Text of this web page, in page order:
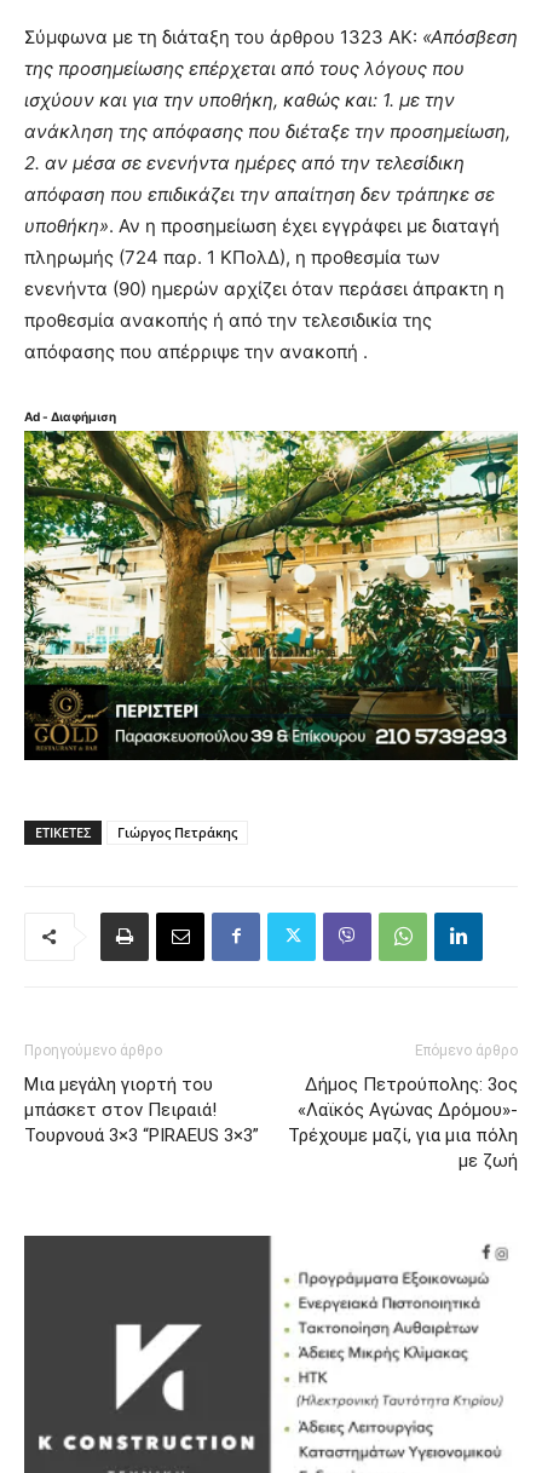
Σύμφωνα με τη διάταξη του άρθρου 1323 ΑΚ: «Απόσβεση
της προσημείωσης επέρχεται από τους λόγους που
ισχύουν και για την υποθήκη, καθώς και: 1. με την
ανάκληση της απόφασης που διέταξε την προσημείωση,
2. αν μέσα σε ενενήντα ημέρες από την τελεσίδικη
απόφαση που επιδικάζει την απαίτηση δεν τράπηκε σε
υποθήκη». Αν η προσημείωση έχει εγγράφει με διαταγή
πληρωμής (724 παρ. 1 ΚΠολΔ), η προθεσμία των
ενενήντα (90) ημερών αρχίζει όταν περάσει άπρακτη η
προθεσμία ανακοπής ή από την τελεσιδικία της
απόφασης που απέρριψε την ανακοπή .
Ad - Διαφήμιση
ΕΤΙΚΈΤΕΣ Γιώργος Πετράκης
Προηγούμενο άρθρο
Μια μεγάλη γιορτή του
μπάσκετ στον Πειραιά!
Τουρνουά 3×3 “PIRAEUS 3×3”
Επόμενο άρθρο
Δήμος Πετρούπολης: 3ος
«Λαϊκός Αγώνας Δρόμου»-
Τρέχουμε μαζί, για μια πόλη
με ζωή